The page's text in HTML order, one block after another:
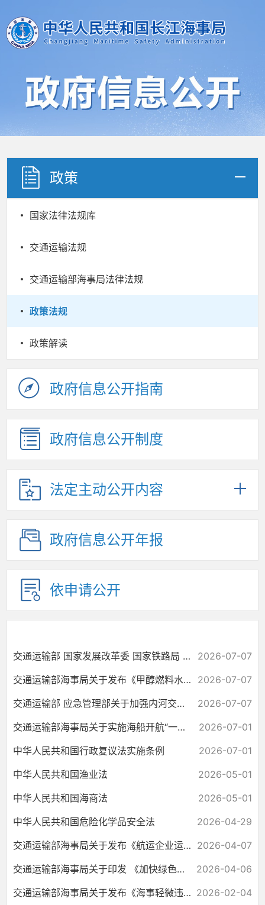
政策
国家法律法规库
交通运输法规
交通运输部海事局法律法规
政策法规
政策解读
政府信息公开指南
政府信息公开制度
法定主动公开内容
政府信息公开年报
依申请公开
交通运输部 国家发展改革委 国家铁路局 中国民用航空局 国家邮政局关于健...
2026-07-07
交通运输部海事局关于发布《甲醇燃料水上加注作业安全指南》的通告
2026-07-07
交通运输部 应急管理部关于加强内河交通安全工作的意见
2026-07-07
交通运输部海事局关于实施海船开航“一件事”的通告
2026-07-01
中华人民共和国行政复议法实施条例
2026-07-01
中华人民共和国渔业法
2026-05-01
中华人民共和国海商法
2026-05-01
中华人民共和国危险化学品安全法
2026-04-29
交通运输部海事局关于发布《航运企业运输危险货物安全工作指引（1.0版）》... 2026-04-07
交通运输部海事局关于印发 《加快绿色智能船舶技术规范体系建设行动计划（...
2026-04-06
交通运输部海事局关于发布《海事轻微违法行为依法免予处罚高频事项清单》... 2026-02-04